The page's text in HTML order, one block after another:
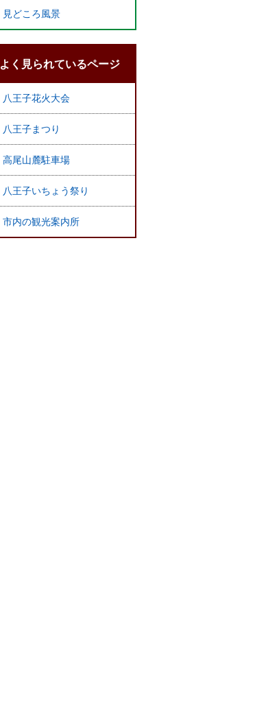
見どころ風景
よく見られているページ
八王子花火大会
八王子まつり
高尾山麓駐車場
八王子いちょう祭り
市内の観光案内所